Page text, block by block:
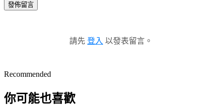
發佈留言
請先 登入 以發表留言。
Recommended
你可能也喜歡